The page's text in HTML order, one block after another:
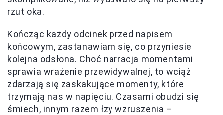
rzut oka.
Kończąc każdy odcinek przed napisem
końcowym, zastanawiam się, co przyniesie
kolejna odsłona. Choć narracja momentami
sprawia wrażenie przewidywalnej, to wciąż
zdarzają się zaskakujące momenty, które
trzymają nas w napięciu. Czasami obudzi się
śmiech, innym razem łzy wzruszenia –